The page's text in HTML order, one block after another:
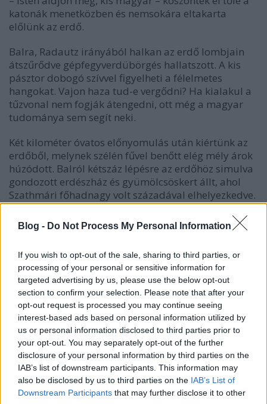
Blog - Do Not Process My Personal Information
If you wish to opt-out of the sale, sharing to third parties, or
processing of your personal or sensitive information for
targeted advertising by us, please use the below opt-out
section to confirm your selection. Please note that after your
opt-out request is processed you may continue seeing
interest-based ads based on personal information utilized by
us or personal information disclosed to third parties prior to
your opt-out. You may separately opt-out of the further
disclosure of your personal information by third parties on the
IAB’s list of downstream participants. This information may
also be disclosed by us to third parties on the IAB’s List of
Downstream Participants that may further disclose it to other
katonák menetközben és nemsokára eltakarta
előlünk az erdő.
Balra, Radautz irányából halkan az erdő lombjain
átszűrődve gépfegyverdübörgés hallatszott. A kis
pásztor dobogó szívvel figyelheti a félelmetes
hangokat. Vajon haza tud-e vergődni? Ha kialakul a
tűzvonal nem fogják átengedni, ott még a magyar
tudománya sem segít neki.
Két kilométer óvatos előnyomulás után kiértünk az
erdőből, melynek szélén fűvel benőtt elég mély árok
húzódott. Balról kétszáz lépésre az erdőhöz simulva
gondozott erdészház és gyümölcsöskert állt, ahol
Szathmári főhadnagy volt századával elhelyezkedve.
Szemben 150 lépésre országút fehérlett, amelyen túl
kukoricás és messze a faluig húzódó nagy
kiterjedésű szántás ajánlkozott csatatérnek. Jobbra
házai fehérlettek. A kukoricásban pedig ritka orosz
rajvonal rajzolódott.
Egy-két golyó fütyült el felettünk, mire a mi
legényeink is tüzet nyitottak. Alighogy
tájékozódhattunk, a majorban máris megszólalt egy
géppuska: „lassan a testtel szomszéd”. Mi az első
szóra mindent megértve az árok fenekén hevertünk.
A fák között pedig rosszindulatúan zúgtak át a
golyósorozatok.
– Hát itt volnánk... – szólalt meg Dudás